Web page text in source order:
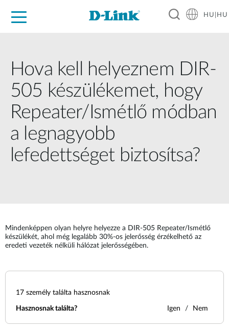
HU|HU
Hova kell helyeznem DIR-
505 készülékemet, hogy
Repeater/Ismétlő módban
a legnagyobb
lefedettséget biztosítsa?
Mindenképpen olyan helyre helyezze a DIR-505 Repeater/Ismétlő
készülékét, ahol még legalább 30%-os jelerősség érzékelhető az
eredeti vezeték nélküli hálózat jelerősségében.
17 személy találta hasznosnak
Hasznosnak találta? Igen Nem